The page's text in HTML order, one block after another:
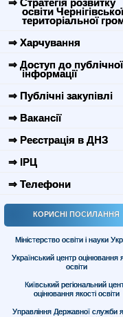
⇒ Стратегія розвитку
освіти Чернігівської
територіальної
⇒ Харчування
⇒ Доступ до публічної
інформації
⇒ Публічні закупівлі
⇒ Вакансії
⇒ Реєстрація в ДНЗ
⇒ ІРЦ
⇒ Телефони
КОРИСНІ ПОСИЛАННЯ
Міністерство освіти і науки
Український центр оцінювання
освіти
Київський регіональний
оцінювання якості освіти
Управління Державної служби